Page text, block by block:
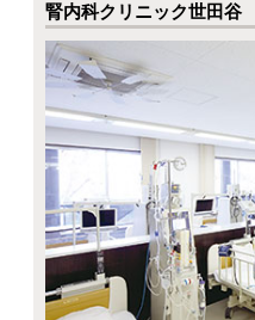
腎内科クリニック世田谷